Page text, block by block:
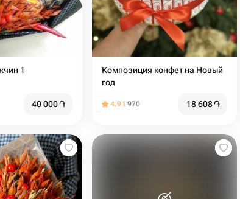
1
40 000֏
Композиция конфет на Новый
год
4.91 970 18 608֏